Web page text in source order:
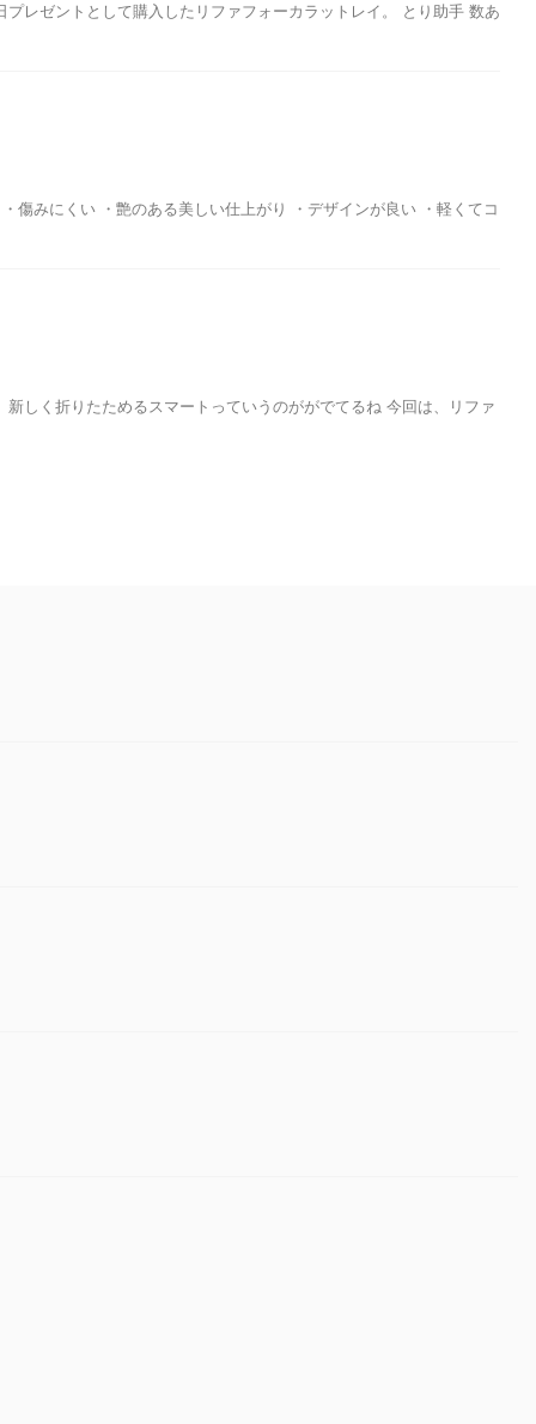
レゼントとして購入したリファフォーカラットレイ。 とり助手 数あ
傷みにくい ・艶のある美しい仕上がり ・デザインが良い ・軽くてコ
しく折りたためるスマートっていうのががでてるね 今回は、リファ